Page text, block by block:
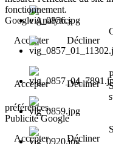
fonctionnement.
Google Analytics
Accepter
Décliner
Accepter
Décliner
préférences.
Publicité Google
Accepter
Décliner